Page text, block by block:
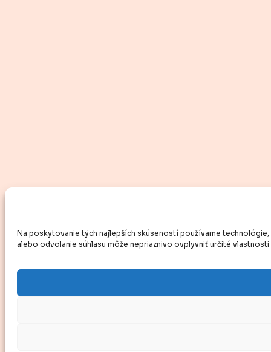
Na poskytovanie tých najlepších skúseností používame
alebo odvolanie súhlasu môže nepriaznivo ovplyvniť určité vlastnosti